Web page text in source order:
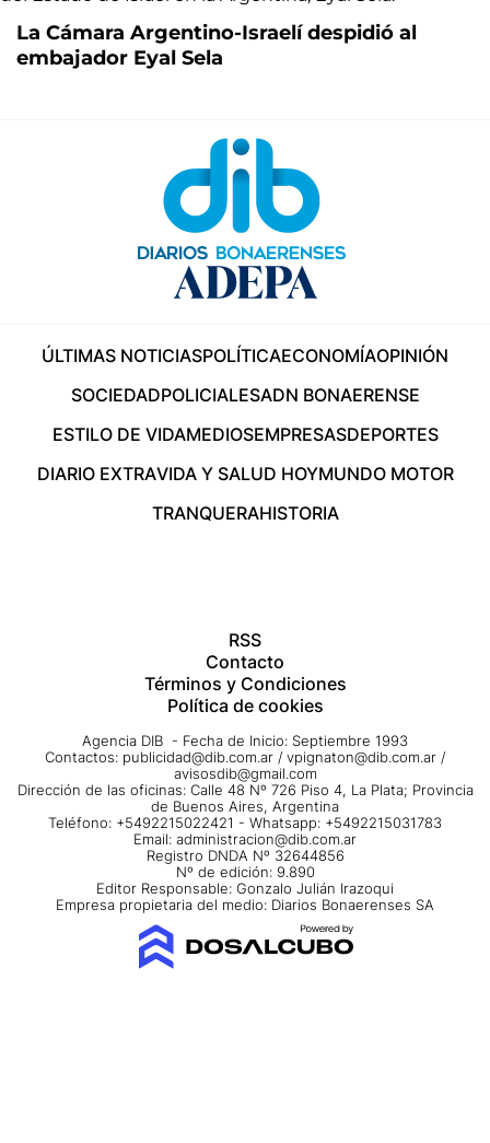
La Cámara Argentino-Israelí despidió al
embajador Eyal Sela
ÚLTIMAS NOTICIASPOLÍTICAECONOMÍAOPINIÓN
SOCIEDADPOLICIALESADN BONAERENSE
ESTILO DE VIDAMEDIOSEMPRESASDEPORTES
DIARIO EXTRAVIDA Y SALUD HOYMUNDO MOTOR
TRANQUERAHISTORIA
RSS
Contacto
Términos y Condiciones
Política de cookies
Agencia DIB - Fecha de Inicio: Septiembre 1993
Contactos: publicidad@dib.com.ar / vpignaton@dib.com.ar /
avisosdib@gmail.com
Dirección de las oficinas: Calle 48 Nº 726 Piso 4, La Plata; Provincia
de Buenos Aires, Argentina
Teléfono: +5492215022421 - Whatsapp: +5492215031783
Email: administracion@dib.com.ar
Registro DNDA Nº 32644856
Nº de edición: 9.890
Editor Responsable: Gonzalo Julián Irazoqui
Empresa propietaria del medio: Diarios Bonaerenses SA